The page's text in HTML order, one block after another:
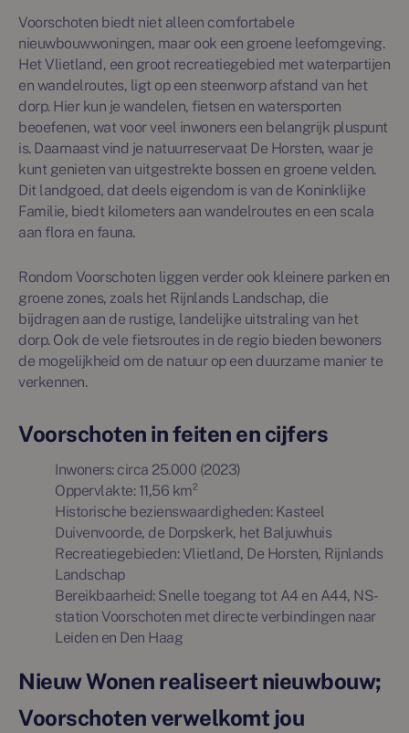
Voorschoten biedt niet alleen comfortabele
nieuwbouwwoningen, maar ook een groene leefomgeving.
Het Vlietland, een groot recreatiegebied met waterpartijen
en wandelroutes, ligt op een steenworp afstand van het
dorp. Hier kun je wandelen, fietsen en watersporten
beoefenen, wat voor veel inwoners een belangrijk pluspunt
is. Daarnaast vind je natuurreservaat De Horsten, waar je
kunt genieten van uitgestrekte bossen en groene velden.
Dit landgoed, dat deels eigendom is van de Koninklijke
Familie, biedt kilometers aan wandelroutes en een scala
aan flora en fauna.
Rondom Voorschoten liggen verder ook kleinere parken en
groene zones, zoals het Rijnlands Landschap, die
bijdragen aan de rustige, landelijke uitstraling van het
dorp. Ook de vele fietsroutes in de regio bieden bewoners
de mogelijkheid om de natuur op een duurzame manier te
verkennen.
Voorschoten in feiten en cijfers
Inwoners: circa 25.000 (2023)
Oppervlakte: 11,56 km²
Historische bezienswaardigheden: Kasteel
Duivenvoorde, de Dorpskerk, het Baljuwhuis
Recreatiegebieden: Vlietland, De Horsten, Rijnlands
Landschap
Bereikbaarheid: Snelle toegang tot A4 en A44, NS-
station Voorschoten met directe verbindingen naar
Leiden en Den Haag
Nieuw Wonen realiseert nieuwbouw;
Voorschoten verwelkomt jou